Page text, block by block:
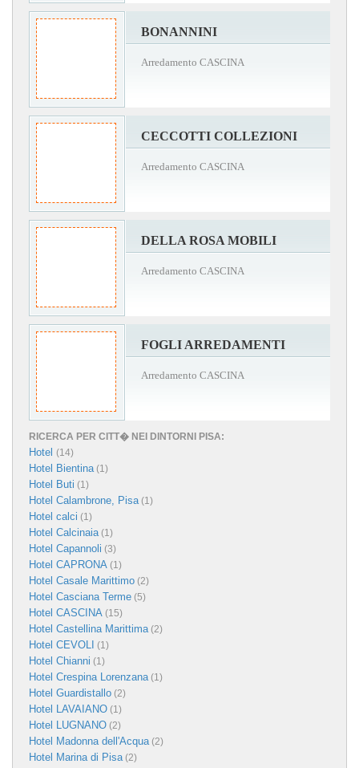
BONANNINI
Arredamento CASCINA
CECCOTTI COLLEZIONI
Arredamento CASCINA
DELLA ROSA MOBILI
Arredamento CASCINA
FOGLI ARREDAMENTI
Arredamento CASCINA
RICERCA PER CITT� NEI DINTORNI PISA:
Hotel (14)
Hotel Bientina(1)
Hotel Buti (1)
Hotel Calambrone, Pisa(1)
Hotel calci (1)
Hotel Calcinaia(1)
Hotel Capannoli (3)
Hotel CAPRONA (1)
Hotel Casale Marittimo (2)
Hotel Casciana Terme (5)
Hotel CASCINA (15)
Hotel Castellina Marittima(2)
Hotel CEVOLI (1)
Hotel Chianni (1)
Hotel Crespina Lorenzana(1)
Hotel Guardistallo (2)
Hotel LAVAIANO (1)
Hotel LUGNANO (2)
Hotel Madonna dell'Acqua(2)
Hotel Marina di Pisa(2)